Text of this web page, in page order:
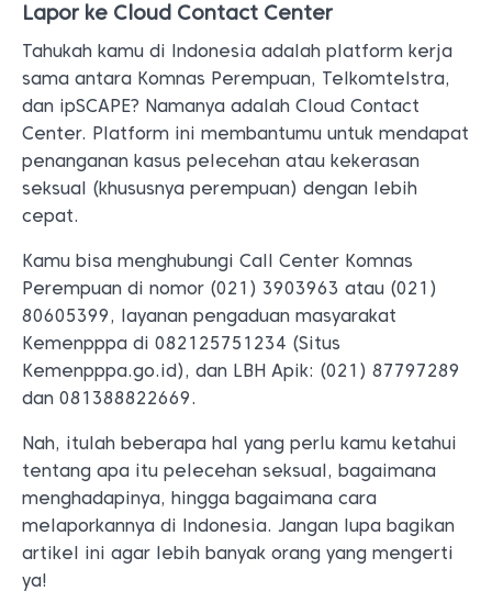
Lapor ke Cloud Contact Center
Tahukah kamu di Indonesia adalah platform kerja
sama antara Komnas Perempuan, Telkomtelstra,
dan ipSCAPE? Namanya adalah Cloud Contact
Center. Platform ini membantumu untuk mendapat
penanganan kasus pelecehan atau kekerasan
seksual (khususnya perempuan) dengan lebih
cepat.
Kamu bisa menghubungi Call Center Komnas
Perempuan di nomor (021) 3903963 atau (021)
80605399, layanan pengaduan masyarakat
Kemenpppa di 082125751234 (Situs
Kemenpppa.go.id), dan LBH Apik: (021) 87797289
dan 081388822669.
Nah, itulah beberapa hal yang perlu kamu ketahui
tentang apa itu pelecehan seksual, bagaimana
menghadapinya, hingga bagaimana cara
melaporkannya di Indonesia. Jangan lupa bagikan
artikel ini agar lebih banyak orang yang mengerti
ya!